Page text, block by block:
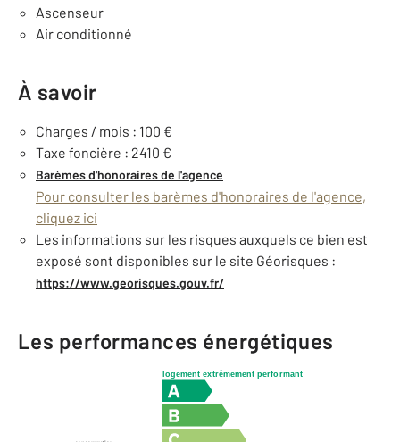
Ascenseur
Air conditionné
À savoir
Charges / mois : 100 €
Taxe foncière : 2410 €
Barèmes d'honoraires de l'agence
Pour consulter les barèmes d'honoraires de l'agence,
cliquez ici
Les informations sur les risques auxquels ce bien est
exposé sont disponibles sur le site Géorisques :
https://www.georisques.gouv.fr/
Les performances énergétiques
logement extrêmement performant